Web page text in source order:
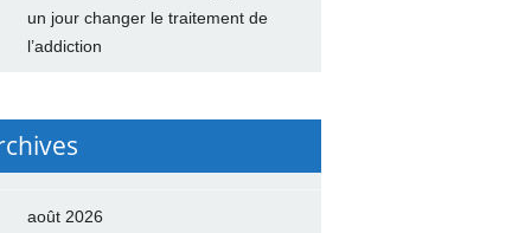
un jour changer le traitement de
l’addiction
août 2026